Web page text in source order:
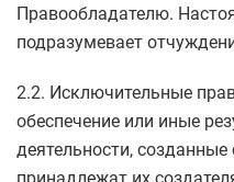
Правообладателю.
подразумевает
2.2. Исключительные
обеспечение или иные
деятельности,